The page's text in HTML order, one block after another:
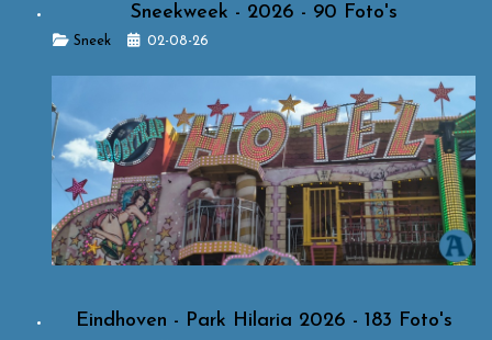
Sneekweek - 2026 - 90 Foto's
Details
Sneek 02-08-26
Eindhoven - Park Hilaria 2026 - 183 Foto's